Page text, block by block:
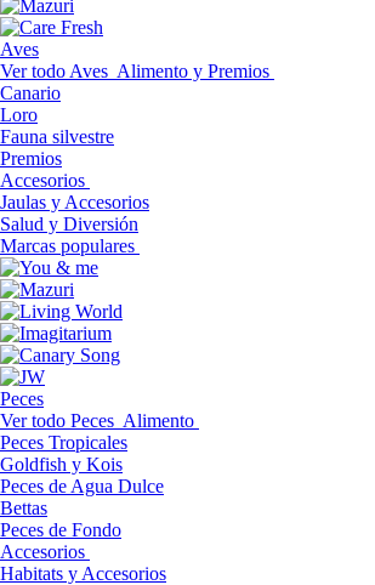
Aves
Ver todo Aves Alimento y Premios
Canario
Loro
Fauna silvestre
Premios
Accesorios
Jaulas y Accesorios
Salud y Diversión
Marcas populares
Peces
Ver todo Peces Alimento
Peces Tropicales
Goldfish y Kois
Peces de Agua Dulce
Bettas
Peces de Fondo
Accesorios
Habitats y Accesorios